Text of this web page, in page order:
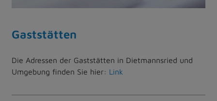
Gaststätten
Die Adressen der Gaststätten in Dietmannsried und
Umgebung finden Sie hier: Link